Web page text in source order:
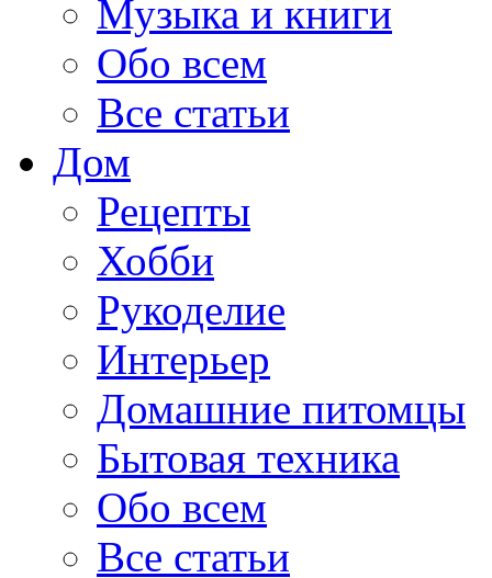
Музыка и книги
Обо всем
Все статьи
Дом
Рецепты
Хобби
Рукоделие
Интерьер
Домашние питомцы
Бытовая техника
Обо всем
Все статьи